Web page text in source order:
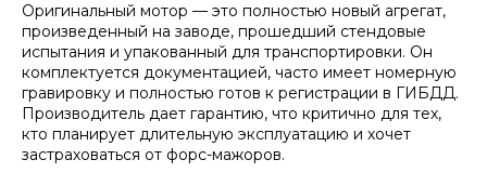
Оригинальный мотор — это полностью новый агрегат,
произведенный на заводе, прошедший стендовые
испытания и упакованный для транспортировки. Он
комплектуется документацией, часто имеет номерную
гравировку и полностью готов к регистрации в ГИБДД.
Производитель дает гарантию, что критично для тех,
кто планирует длительную эксплуатацию и хочет
застраховаться от форс-мажоров.